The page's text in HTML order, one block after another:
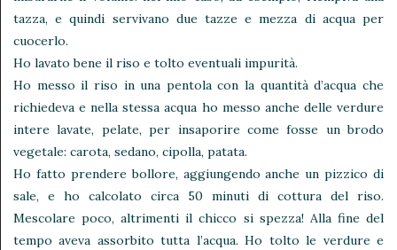
tazza, e quindi servivano due tazze e mezza di acqua per
cuocerlo.
Ho lavato bene il riso e tolto eventuali impurità.
Ho messo il riso in una pentola con la quantità d’acqua che
richiedeva e nella stessa acqua ho messo anche delle verdure
intere lavate, pelate, per insaporire come fosse un brodo
vegetale: carota, sedano, cipolla, patata.
Ho fatto prendere bollore, aggiungendo anche un pizzico di
sale, e ho calcolato circa 50 minuti di cottura del riso.
Mescolare poco, altrimenti il chicco si spezza! Alla fine del
tempo aveva assorbito tutta l’acqua. Ho tolto le verdure e